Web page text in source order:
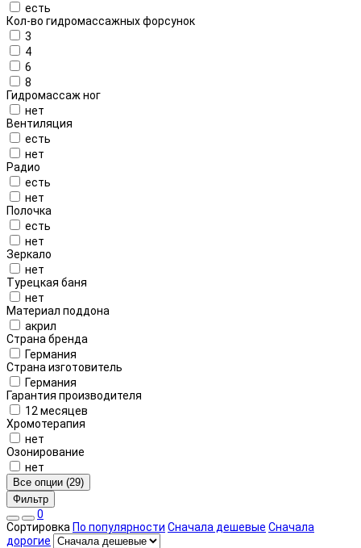
есть
Кол-во гидромассажных форсунок
3
4
6
8
Гидромассаж ног
нет
Вентиляция
есть
нет
Радио
есть
нет
Полочка
есть
нет
Зеркало
нет
Турецкая баня
нет
Материал поддона
акрил
Страна бренда
Германия
Страна изготовитель
Германия
Гарантия производителя
12 месяцев
Хромотерапия
нет
Озонирование
нет
Все опции (29)
Фильтр
0
Сортировка По популярности Сначала дешевые Сначала
дорогие